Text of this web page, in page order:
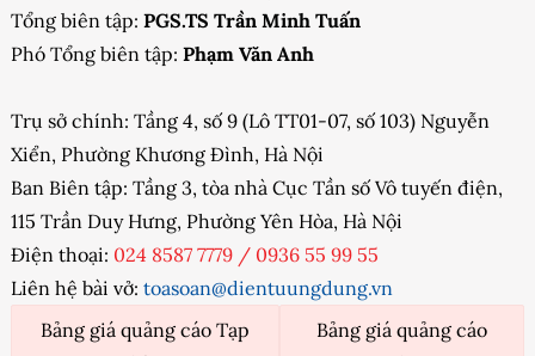
Tổng biên tập: PGS.TS Trần Minh Tuấn
Phó Tổng biên tập: Phạm Văn Anh
Trụ sở chính: Tầng 4, số 9 (Lô TT01-07, số 103) Nguyễn
Xiển, Phường Khương Đình, Hà Nội
Ban Biên tập: Tầng 3, tòa nhà Cục Tần số Vô tuyến điện,
115 Trần Duy Hưng, Phường Yên Hòa, Hà Nội
Điện thoại: 024 8587 7779 / 0936 55 99 55
Liên hệ bài vở: toasoan@dientuungdung.vn
Bảng giá quảng cáo Tạp
Bảng giá quảng cáo